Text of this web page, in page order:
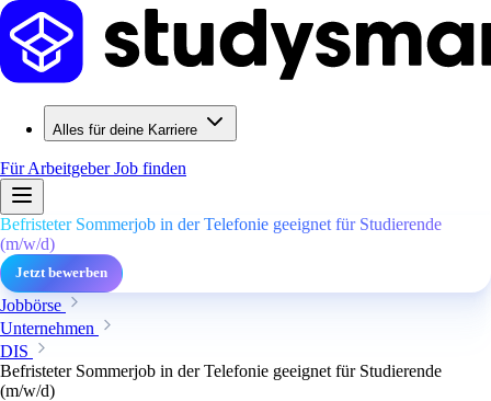
Alles für deine Karriere
Für ArbeitgeberJob finden
Befristeter Sommerjob in der Telefonie geeignet für Studierende
(m/w/d)
Jetzt bewerben
Jobbörse
Unternehmen
DIS
Befristeter Sommerjob in der Telefonie geeignet für Studierende
(m/w/d)